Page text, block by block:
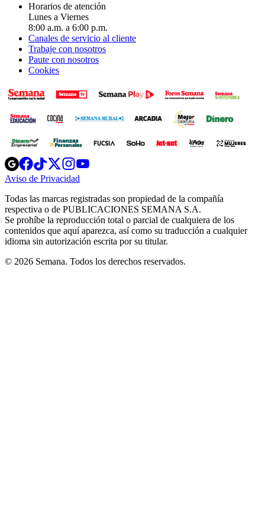
Horarios de atención
Lunes a Viernes
8:00 a.m. a 6:00 p.m.
Canales de servicio al cliente
Trabaje con nosotros
Paute con nosotros
Cookies
Opens
in
new
Opens
in
new
Opens
in
new
window
Opens
new
windowwindow
Aviso de Privacidad
new
window
Todas las marcas registradas son propiedad de la compañía
respectiva o de PUBLICACIONES SEMANA S.A.
Se prohíbe la reproducción total o parcial de cualquiera de los
contenidos que aquí aparezca, así como su traducción a cualquier
idioma sin autorización escrita por su titular.
© 2026 Semana. Todos los derechos reservados.